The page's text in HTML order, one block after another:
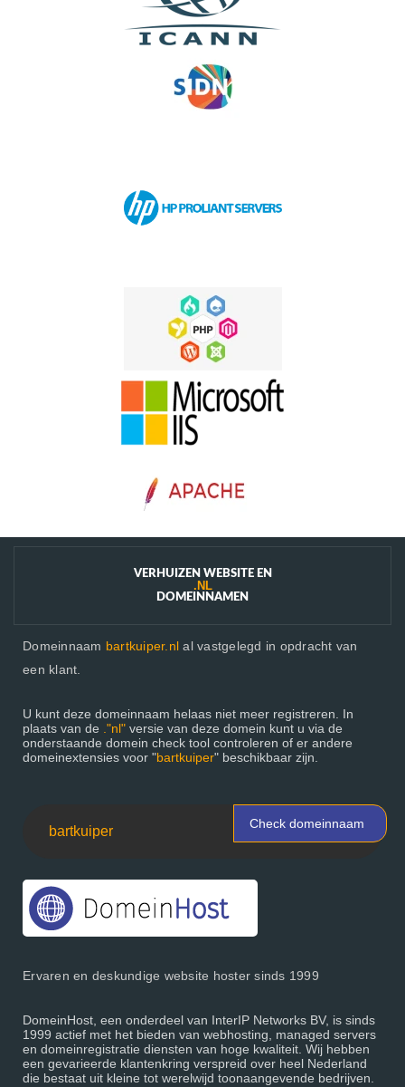
VERHUIZEN WEBSITE EN
.NL
DOMEINNAMEN
Domeinnaam bartkuiper.nl al vastgelegd in opdracht van
een klant.
U kunt deze domeinnaam helaas niet meer registreren. In
plaats van de ."nl" versie van deze domein kunt u via de
onderstaande domein check tool controleren of er andere
domeinextensies voor "bartkuiper" beschikbaar zijn.
Check domeinnaam
Ervaren en deskundige website hoster sinds 1999
DomeinHost, een onderdeel van InterIP Networks BV, is sinds
1999 actief met het bieden van webhosting, managed servers
en domeinregistratie diensten van hoge kwaliteit. Wij hebben
een gevarieerde klantenkring verspreid over heel Nederland
die bestaat uit kleine tot werelwijd toonaangevende bedrijven.